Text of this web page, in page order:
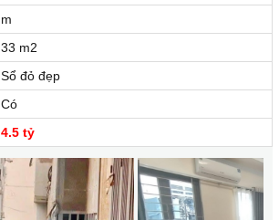
m
33 m2
Sổ đỏ đẹp
Có
4.5 tỷ